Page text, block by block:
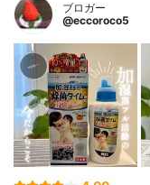
ブロガー
@eccoroco5